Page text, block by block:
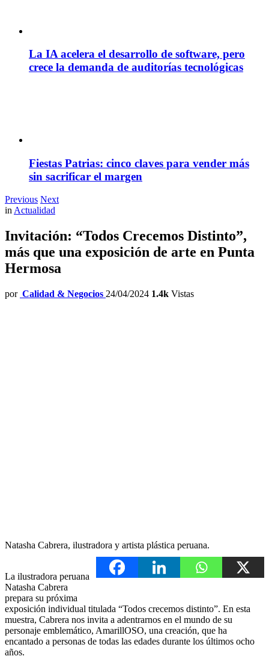
La IA acelera el desarrollo de software, pero
crece la demanda de auditorías tecnológicas
Fiestas Patrias: cinco claves para vender más
sin sacrificar el margen
Previous Next
inActualidad
Invitación: “Todos Crecemos Distinto”,
más que una exposición de arte en Punta
Hermosa
por Calidad & Negocios 24/04/2024 1.4k Vistas
Natasha Cabrera, ilustradora y artista plástica peruana.
La ilustradora peruana
Natasha Cabrera
prepara su próxima
exposición individual titulada “Todos crecemos distinto”. En esta
muestra, Cabrera nos invita a adentrarnos en el mundo de su
personaje emblemático, AmarillOSO, una creación, que ha
encantado a personas de todas las edades durante los últimos ocho
años.